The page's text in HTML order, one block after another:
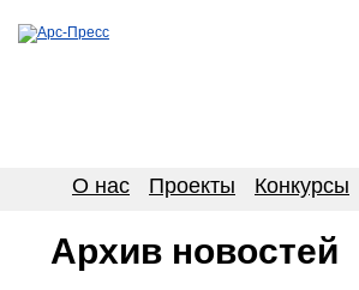
О нас Проекты Конкурсы
Архив новостей